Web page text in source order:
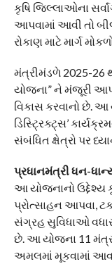
કૃષિ જિલ્લાઓના
આપવામાં આવી તો
રોકાણ માટે માર્ગ
મંત્રીમંડળે 2025-26
યોજના” ને મંજૂરી
વિકાસ કરવાનો છે.
ડિસ્ટ્રિક્ટ્સ’
સંબંધિત ક્ષેત્રો પર
પ્રધાનમંત્રી ધન-
આ યોજનાનો ઉદ્દેશ્ય
પ્રોત્સાહન આપવા,
સંગ્રહ સુવિધાઓ
છે. આ યોજના 11
અમલમાં મૂકવામાં